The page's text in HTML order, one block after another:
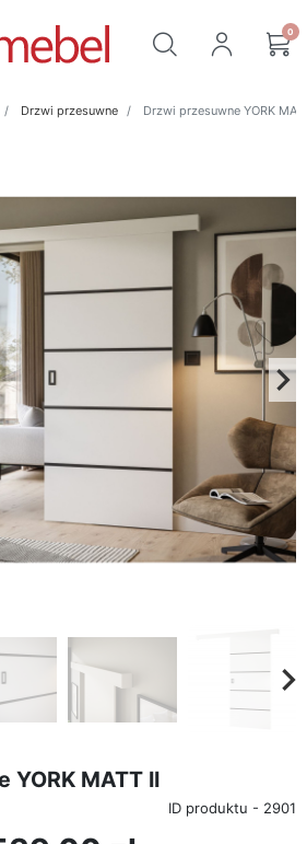
0
Drzwi przesuwne Drzwi przesuwne YORK
keyboard_arrow_right
YORK MATT II
ID produktu - 2901